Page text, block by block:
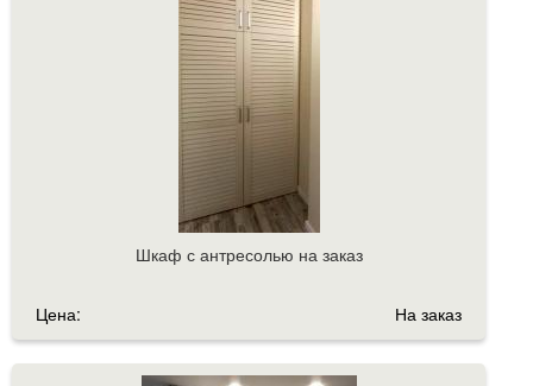
Шкаф с антресолью на заказ
Цена: На заказ